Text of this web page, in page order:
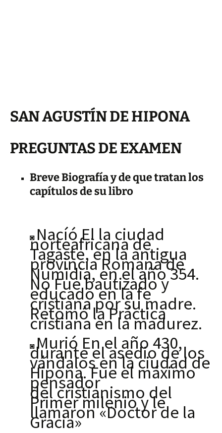
SAN AGUSTÍN DE HIPONA
PREGUNTAS DE EXAMEN
Breve Biografía y de que tratan los
capítulos de su libro
◙ Nacíó El la ciudad
norteafricana de
Tagaste, en la antigua
provincia Romana de
Numidia, en el año 354.
No Fue bautizado y
educado en la fe
cristiana por su madre.
Retomó la Práctica
cristiana en la madurez.
◙ Murió En el año 430,
durante el asedio de los
vándalos en la ciudad de
Hipona. Fue el máximo
pensador
del cristianismo del
Primer milenio y le
llamaron «Doctor de la
Gracia»